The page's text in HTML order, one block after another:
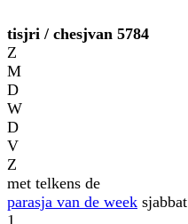
tisjri / chesjvan 5784
Z
M
D
W
D
V
Z
met telkens de
parasja van de week sjabbat
1